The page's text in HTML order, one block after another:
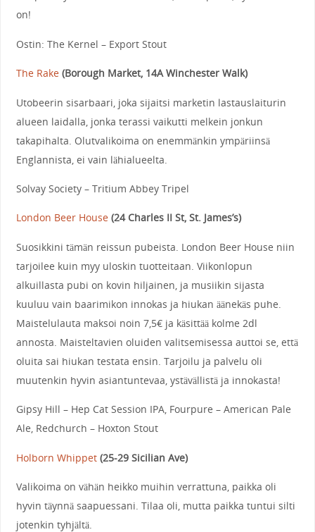
on!
Ostin: The Kernel – Export Stout
The Rake (Borough Market, 14A Winchester Walk)
Utobeerin sisarbaari, joka sijaitsi marketin lastauslaiturin
alueen laidalla, jonka terassi vaikutti melkein jonkun
takapihalta. Olutvalikoima on enemmänkin ympäriinsä
Englannista, ei vain lähialueelta.
Solvay Society – Tritium Abbey Tripel
London Beer House (24 Charles II St, St. James’s)
Suosikkini tämän reissun pubeista. London Beer House niin
tarjoilee kuin myy uloskin tuotteitaan. Viikonlopun
alkuillasta pubi on kovin hiljainen, ja musiikin sijasta
kuuluu vain baarimikon innokas ja hiukan äänekäs puhe.
Maistelulauta maksoi noin 7,5€ ja käsittää kolme 2dl
annosta. Maisteltavien oluiden valitsemisessa auttoi se, että
oluita sai hiukan testata ensin. Tarjoilu ja palvelu oli
muutenkin hyvin asiantuntevaa, ystävällistä ja innokasta!
Gipsy Hill – Hep Cat Session IPA, Fourpure – American Pale
Ale, Redchurch – Hoxton Stout
Holborn Whippet (25-29 Sicilian Ave)
Valikoima on vähän heikko muihin verrattuna, paikka oli
hyvin täynnä saapuessani. Tilaa oli, mutta paikka tuntui silti
jotenkin tyhjältä.